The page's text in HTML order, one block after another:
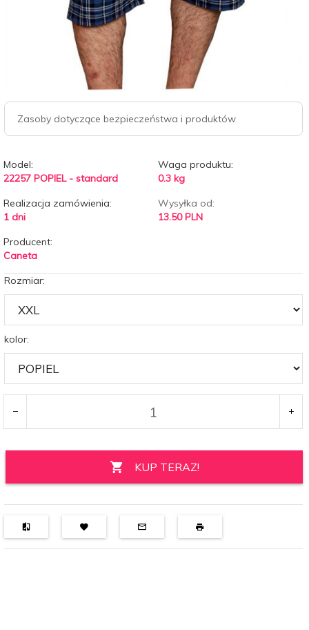
Zasoby dotyczące bezpieczeństwa i produktów
Model:
22257 POPIEL - standard
Waga produktu:
0.3 kg
Realizacja zamówienia:
1 dni
Wysyłka od:
13.50 PLN
Producent:
Caneta
Rozmiar:
kolor:
KUP TERAZ!